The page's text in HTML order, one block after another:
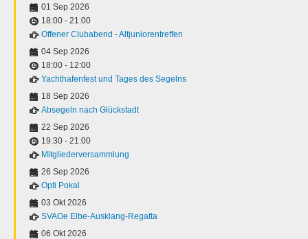
01 Sep 2026
18:00 - 21:00
Offener Clubabend - Altjuniorentreffen
04 Sep 2026
18:00 - 12:00
Yachthafenfest und Tages des Segelns
18 Sep 2026
Absegeln nach Glückstadt
22 Sep 2026
19:30 - 21:00
Mitgliederversammlung
26 Sep 2026
Opti Pokal
03 Okt 2026
SVAOe Elbe-Ausklang-Regatta
06 Okt 2026